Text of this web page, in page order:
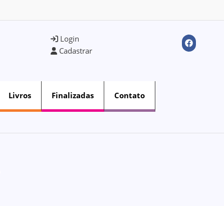
Login
Cadastrar
Livros Finalizadas Contato